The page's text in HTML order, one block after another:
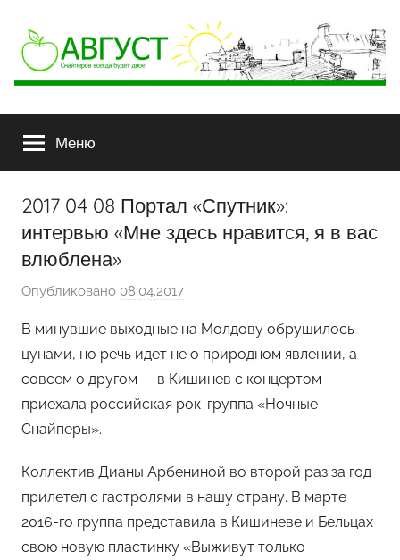
АВГУСТ
будет
двое
Меню
2017 04 08 Портал «Спутник»:
интервью «Мне здесь нравится, я в вас
влюблена»
Опубликовано 08.04.2017
т
о
р
о
е
м
у
л
В минувшие выходные на Молдову обрушилось
цунами, но речь идет не о природном явлении, а
совсем о другом — в Кишинев с концертом
приехала российская рок-группа «Ночные
Снайперы».
Коллектив Дианы Арбениной во второй раз за год
прилетел с гастролями в нашу страну. В марте
2016-го группа представила в Кишиневе и Бельцах
свою новую пластинку «Выживут только